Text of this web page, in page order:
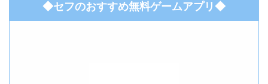
◆セフのおすすめ無料ゲームアプリ◆